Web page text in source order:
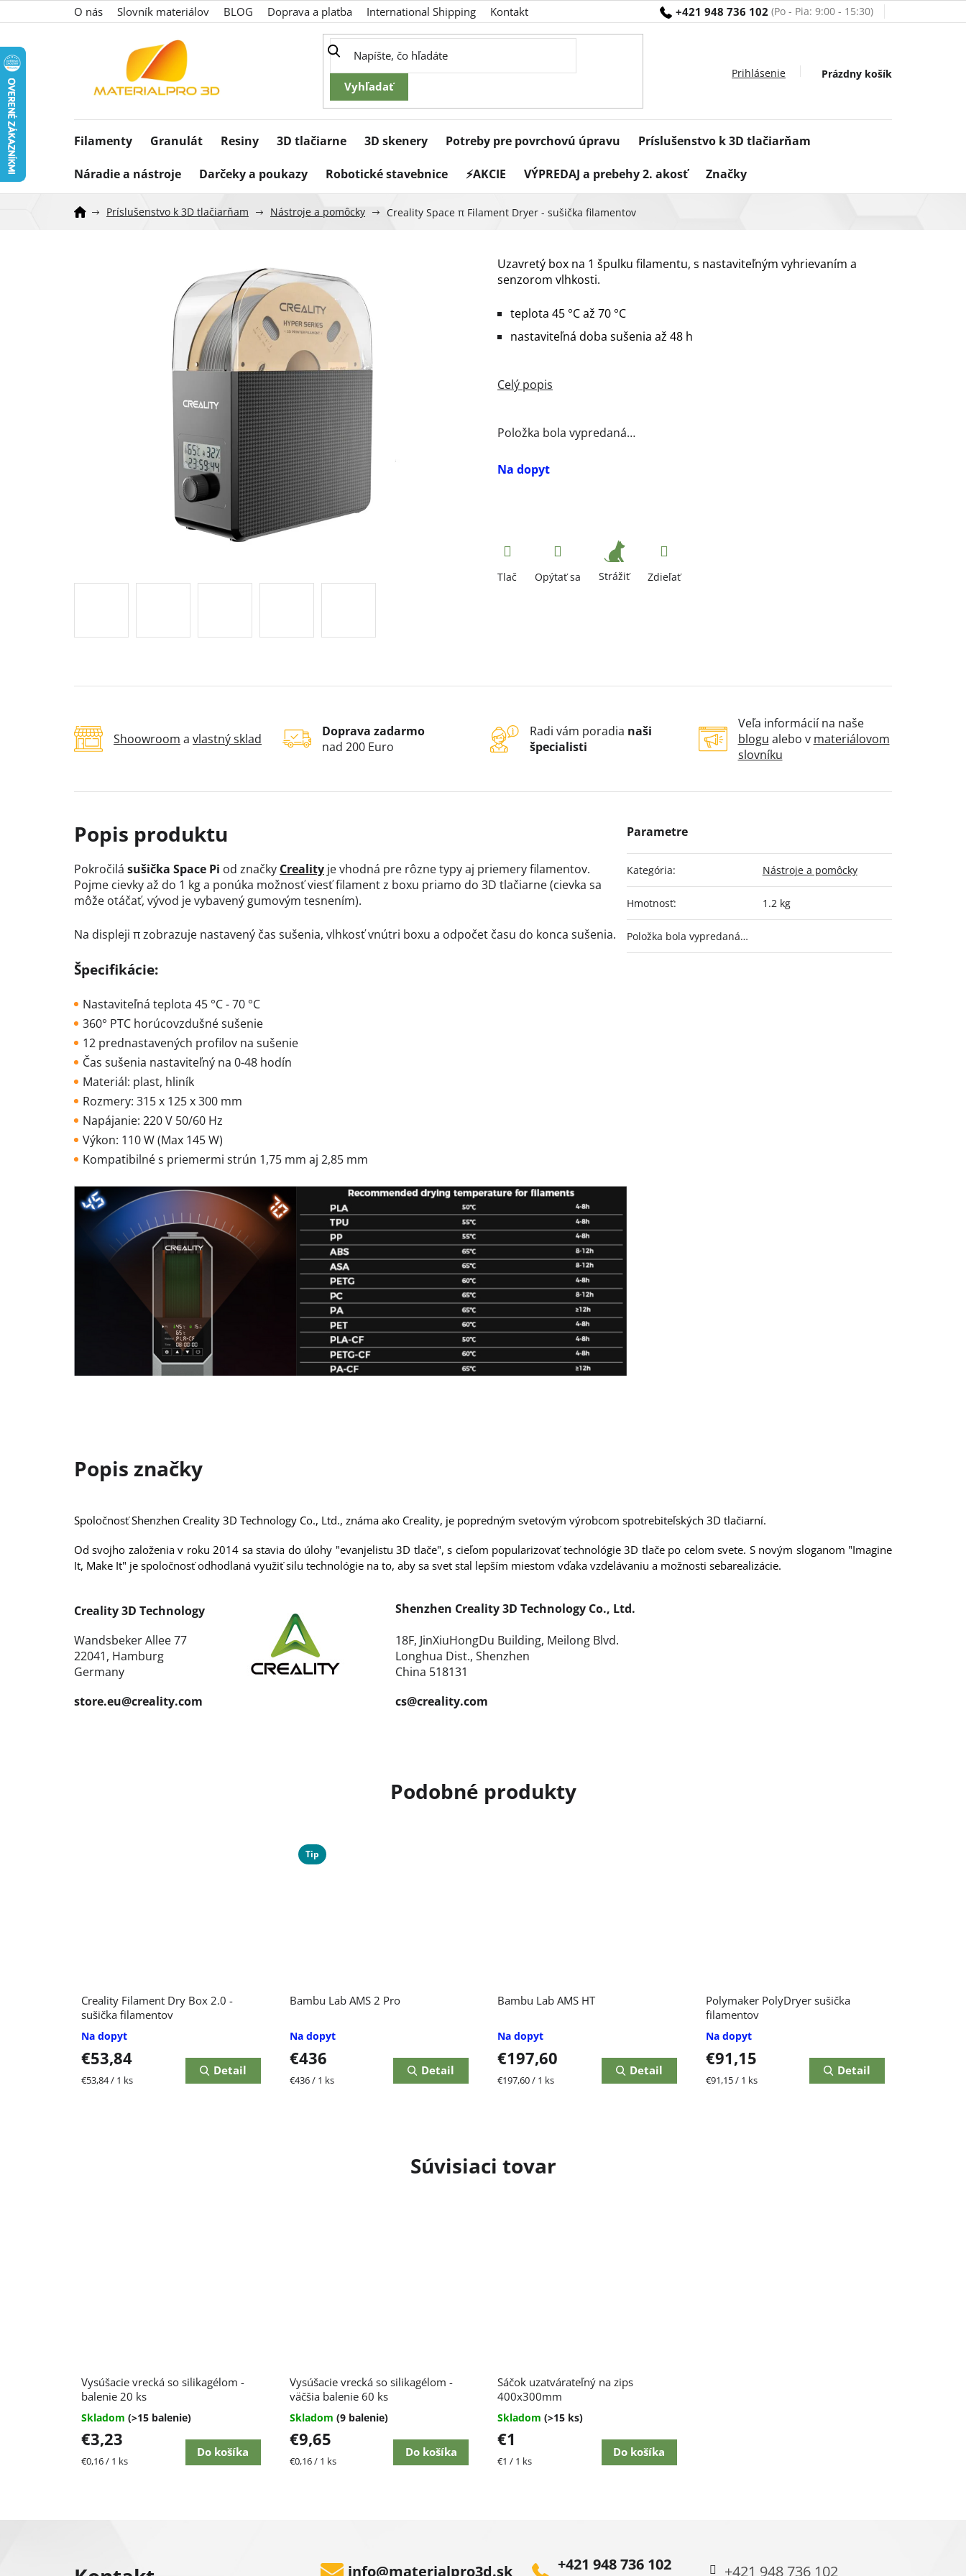
na
+421 948 736 102
O nás Slovník materiálov BLOG Doprava a platba International Shipping Kontakt
Nákupný
Prázdny košík
Filamenty Granulát Resiny 3D tlačiarne 3D skenery Potreby pre povrchovú úpravu Príslušenstvo k 3D tlačiarňam
Náradie a nástroje Darčeky a poukazy Robotické stavebnice ⚡AKCIE VÝPREDAJ a prebehy 2. akosť Značky
Príslušenstvo k 3D tlačiarňam Nástroje a pomôcky Creality Space π Filament Dryer - sušička filamentov
Na dopyt
Položka bola vypredaná…
Uzavretý box na 1 špulku filamentu, s nastaviteľným vyhrievaním a
senzorom vlhkosti.
teplota 45 °C až 70 °C
nastaviteľná doba sušenia až 48 h
Tlač Opýtať sa Strážiť Zdieľať
Shoowroom a vlastný sklad
Doprava zadarmo
nad 200 Euro
Radi vám poradia naši
špecialisti
Veľa informácií na naše
blogu alebo v materiálovom
slovníku
Súvisiaci tovar
Vysúšacie vrecká so silikagélom -
balenie 20 ks
Skladom (>15 balenie)
€3,23
Jednotková
€0,16 / 1 ks
Do košíka
Vysúšacie vrecká so silikagélom -
väčšia balenie 60 ks
Skladom (9 balenie)
€9,65
Jednotková
€0,16 / 1 ks
Do košíka
Sáčok uzatvárateľný na zips
400x300mm
hodnotenie
produktu
4,5
z
hviezdičiek.
Skladom (>15 ks)
€1
Jednotková
€1 / 1 ks
Do košíka
Pokročilá sušička Space Pi od značky Creality je vhodná pre rôzne typy aj priemery filamentov.
Pojme cievky až do 1 kg a ponúka možnosť viesť filament z boxu priamo do 3D tlačiarne (cievka sa
môže otáčať, vývod je vybavený gumovým tesnením).
Na displeji π zobrazuje nastavený čas sušenia, vlhkosť vnútri boxu a odpočet času do konca sušenia.
Špecifikácie:
Nastaviteľná teplota 45 °C - 70 °C
360° PTC horúcovzdušné sušenie
12 prednastavených profilov na sušenie
Čas sušenia nastaviteľný na 0-48 hodín
Materiál: plast, hliník
Rozmery: 315 x 125 x 300 mm
Napájanie: 220 V 50/60 Hz
Výkon: 110 W (Max 145 W)
Kompatibilné s priemermi strún 1,75 mm aj 2,85 mm
Kategória: Nástroje a pomôcky
Hmotnosť: 1.2 kg
Položka bola vypredaná…
Creality Filament Dry Box 2.0 -
sušička filamentov
Na dopyt
€53,84
Jednotková
€53,84 / 1 ks
Detail
Tip
Bambu Lab AMS 2 Pro
Na dopyt
€436
Jednotková
€436 / 1 ks
Detail
Bambu Lab AMS HT
Na dopyt
€197,60
Jednotková
€197,60 / 1 ks
Detail
Polymaker PolyDryer sušička
filamentov
Na dopyt
€91,15
Jednotková
€91,15 / 1 ks
Detail
Spoločnosť Shenzhen Creality 3D Technology Co., Ltd., známa ako Creality, je popredným svetovým výrobcom spotrebiteľských 3D tlačiarní.
Od svojho založenia v roku 2014 sa stavia do úlohy "evanjelistu 3D tlače", s cieľom popularizovať technológie 3D tlače po celom svete. S novým sloganom "Imagine
It, Make It" je spoločnosť odhodlaná využiť silu technológie na to, aby sa svet stal lepším miestom vďaka vzdelávaniu a možnosti sebarealizácie.
Creality 3D Technology
Wandsbeker Allee 77
22041, Hamburg
Germany
store.eu@creality.com
Shenzhen Creality 3D Technology Co., Ltd.
18F, JinXiuHongDu Building, Meilong Blvd.
Longhua Dist., Shenzhen
China 518131
cs@creality.com
info@materialpro3d.sk +421 948 736 102 +421 948 736 102